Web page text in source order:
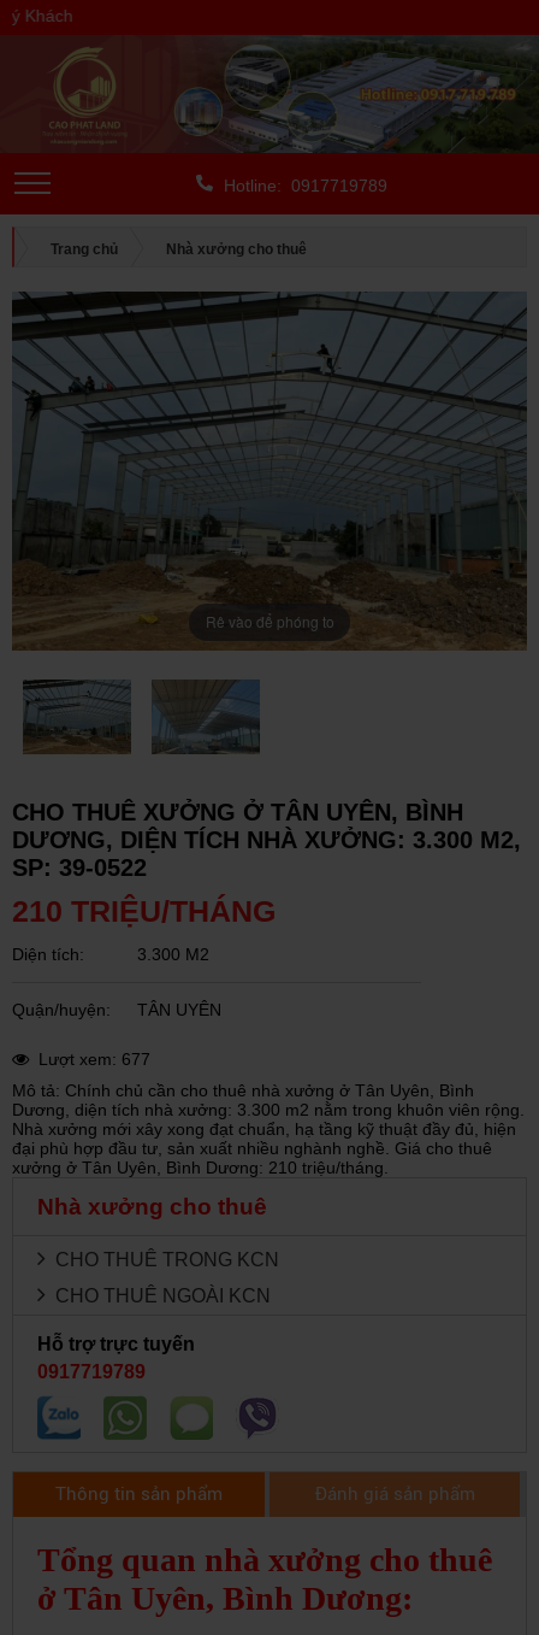
Hotline: 0917719789
Trang chủ Nhà xưởng cho thuê
CHO THUÊ NGOÀI KCN Bình Dương
CHO THUÊ XƯỞNG Ở TÂN UYÊN, BÌNH DƯƠNG, DIỆN TÍCH NHÀ
XƯỞNG: 3.300 M2, SP: 39-0522
Rê vào để phóng to
CHO THUÊ XƯỞNG Ở TÂN UYÊN, BÌNH
DƯƠNG, DIỆN TÍCH NHÀ XƯỞNG: 3.300 M2,
SP: 39-0522
210 TRIỆU/THÁNG
Diện tích: 3.300 M2
Quận/huyện: TÂN UYÊN
Lượt xem: 677
Mô tả: Chính chủ cần cho thuê nhà xưởng ở Tân Uyên, Bình
Dương, diện tích nhà xưởng: 3.300 m2 nằm trong khuôn viên rộng.
Nhà xưởng mới xây xong đạt chuẩn, hạ tầng kỹ thuật đầy đủ, hiện
đại phù hợp đầu tư, sản xuất nhiều nghành nghề. Giá cho thuê
xưởng ở Tân Uyên, Bình Dương: 210 triệu/tháng.
Nhà xưởng cho thuê
CHO THUÊ TRONG KCN
CHO THUÊ NGOÀI KCN
Hỗ trợ trực tuyến
0917719789
Thông tin sản phẩm Đánh giá sản phẩm
Tổng quan nhà xưởng cho thuê
ở Tân Uyên, Bình Dương: